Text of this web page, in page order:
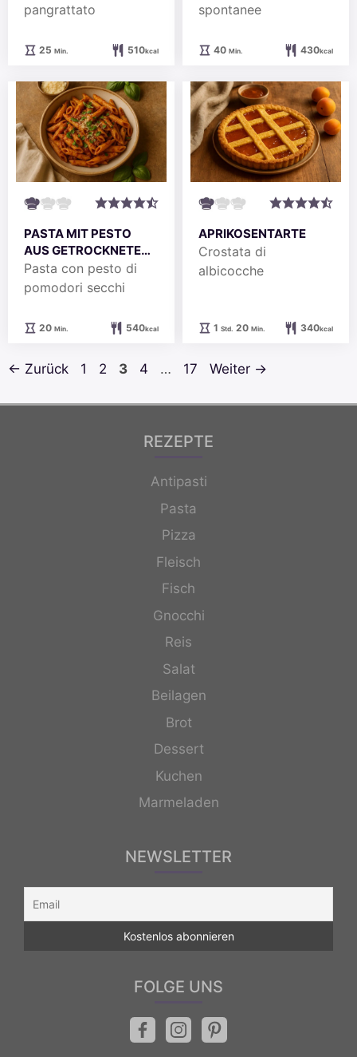
pangrattato
25Minuten
Min. 510kcal
spontanee
40Minuten
Min. 430kcal
PASTA MIT PESTO
AUS GETROCKNETEN
TOMATEN
Pasta con pesto di
pomodori secchi
20Minuten
Min. 540kcal
APRIKOSENTARTE
Crostata di
albicocche
1Stunde
Std. 20Minuten
Min. 340kcal
← Zurück Seite
1 Seite
2 Seite
3 Seite
4 … Seite
17 Weiter →
REZEPTE
Antipasti
Pasta
Pizza
Fleisch
Fisch
Gnocchi
Reis
Salat
Beilagen
Brot
Dessert
Kuchen
Marmeladen
NEWSLETTER
FOLGE UNS